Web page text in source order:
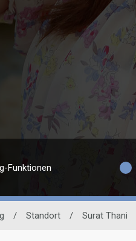
Funktionen
/ Standort / Surat Thani